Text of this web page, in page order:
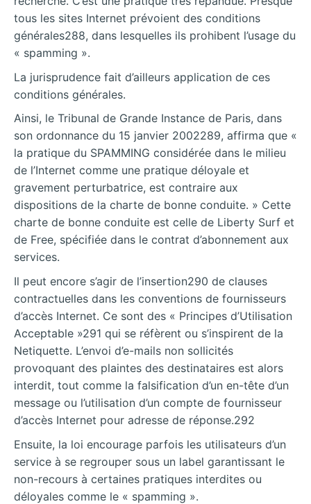
tous les sites Internet prévoient des conditions
générales288, dans lesquelles ils prohibent l’usage du
« spamming ».
La jurisprudence fait d’ailleurs application de ces
conditions générales.
Ainsi, le Tribunal de Grande Instance de Paris, dans
son ordonnance du 15 janvier 2002289, affirma que «
la pratique du SPAMMING considérée dans le milieu
de l’Internet comme une pratique déloyale et
gravement perturbatrice, est contraire aux
dispositions de la charte de bonne conduite. » Cette
charte de bonne conduite est celle de Liberty Surf et
de Free, spécifiée dans le contrat d’abonnement aux
services.
Il peut encore s’agir de l’insertion290 de clauses
contractuelles dans les conventions de fournisseurs
d’accès Internet. Ce sont des « Principes d’Utilisation
Acceptable »291 qui se réfèrent ou s’inspirent de la
Netiquette. L’envoi d’e-mails non sollicités
provoquant des plaintes des destinataires est alors
interdit, tout comme la falsification d’un en-tête d’un
message ou l’utilisation d’un compte de fournisseur
d’accès Internet pour adresse de réponse.292
Ensuite, la loi encourage parfois les utilisateurs d’un
service à se regrouper sous un label garantissant le
non-recours à certaines pratiques interdites ou
déloyales comme le « spamming ».